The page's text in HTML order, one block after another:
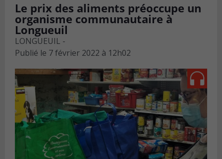
Le prix des aliments préoccupe un
organisme communautaire à
Longueuil
LONGUEUIL -
Publié le 7 février 2022 à 12h02